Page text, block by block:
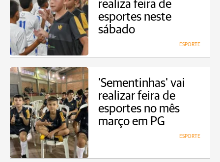
realiza feira de
esportes neste
sábado
ESPORTE
'Sementinhas' vai
realizar feira de
esportes no mês
março em PG
ESPORTE